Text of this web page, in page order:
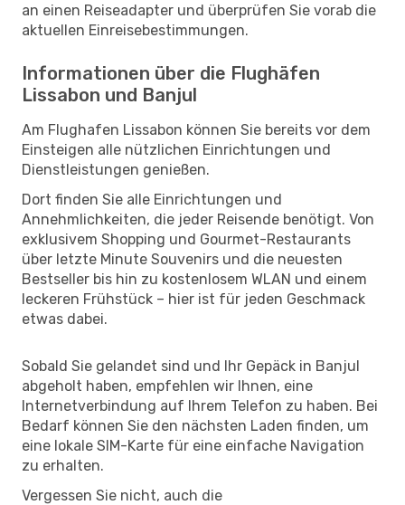
an einen Reiseadapter und überprüfen Sie vorab die
aktuellen Einreisebestimmungen.
Informationen über die Flughäfen
Lissabon und Banjul
Am Flughafen Lissabon können Sie bereits vor dem
Einsteigen alle nützlichen Einrichtungen und
Dienstleistungen genießen.
Dort finden Sie alle Einrichtungen und
Annehmlichkeiten, die jeder Reisende benötigt. Von
exklusivem Shopping und Gourmet-Restaurants
über letzte Minute Souvenirs und die neuesten
Bestseller bis hin zu kostenlosem WLAN und einem
leckeren Frühstück – hier ist für jeden Geschmack
etwas dabei.
Sobald Sie gelandet sind und Ihr Gepäck in Banjul
abgeholt haben, empfehlen wir Ihnen, eine
Internetverbindung auf Ihrem Telefon zu haben. Bei
Bedarf können Sie den nächsten Laden finden, um
eine lokale SIM-Karte für eine einfache Navigation
zu erhalten.
Vergessen Sie nicht, auch die